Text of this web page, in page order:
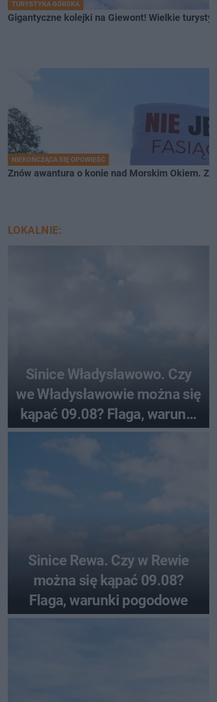
TURYSTYKA GÓRSKA
Gigantyczne kolejki na Giewont! Wielkie
NIEKOŃCZĄCA SIĘ OPOWIEŚĆ
Znów awantura o konie nad Morskim Okiem.
LOKALNIE:
Sinice Władysławowo. Czy
we Władysławowie można się
kąpać 09.08? Flaga, warunki
pogodowe
Sinice Rewa. Czy w Rewie
można się kąpać 09.08?
Flaga, warunki pogodowe